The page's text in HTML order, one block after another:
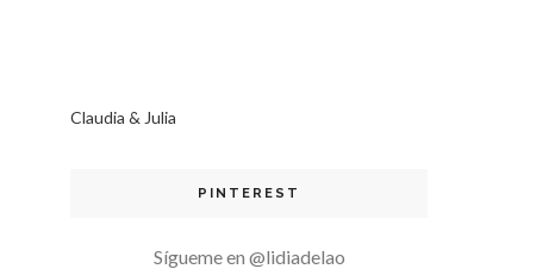
Claudia & Julia
PINTEREST
Sígueme en @lidiadelao